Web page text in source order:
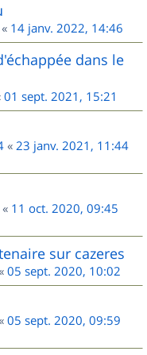
« 14 janv. 2022, 14:46
dans le
01 sept. 2021, 15:21
« 23 janv. 2021, 11:44
« 11 oct. 2020, 09:45
sur cazeres
05 sept. 2020, 10:02
05 sept. 2020, 09:59